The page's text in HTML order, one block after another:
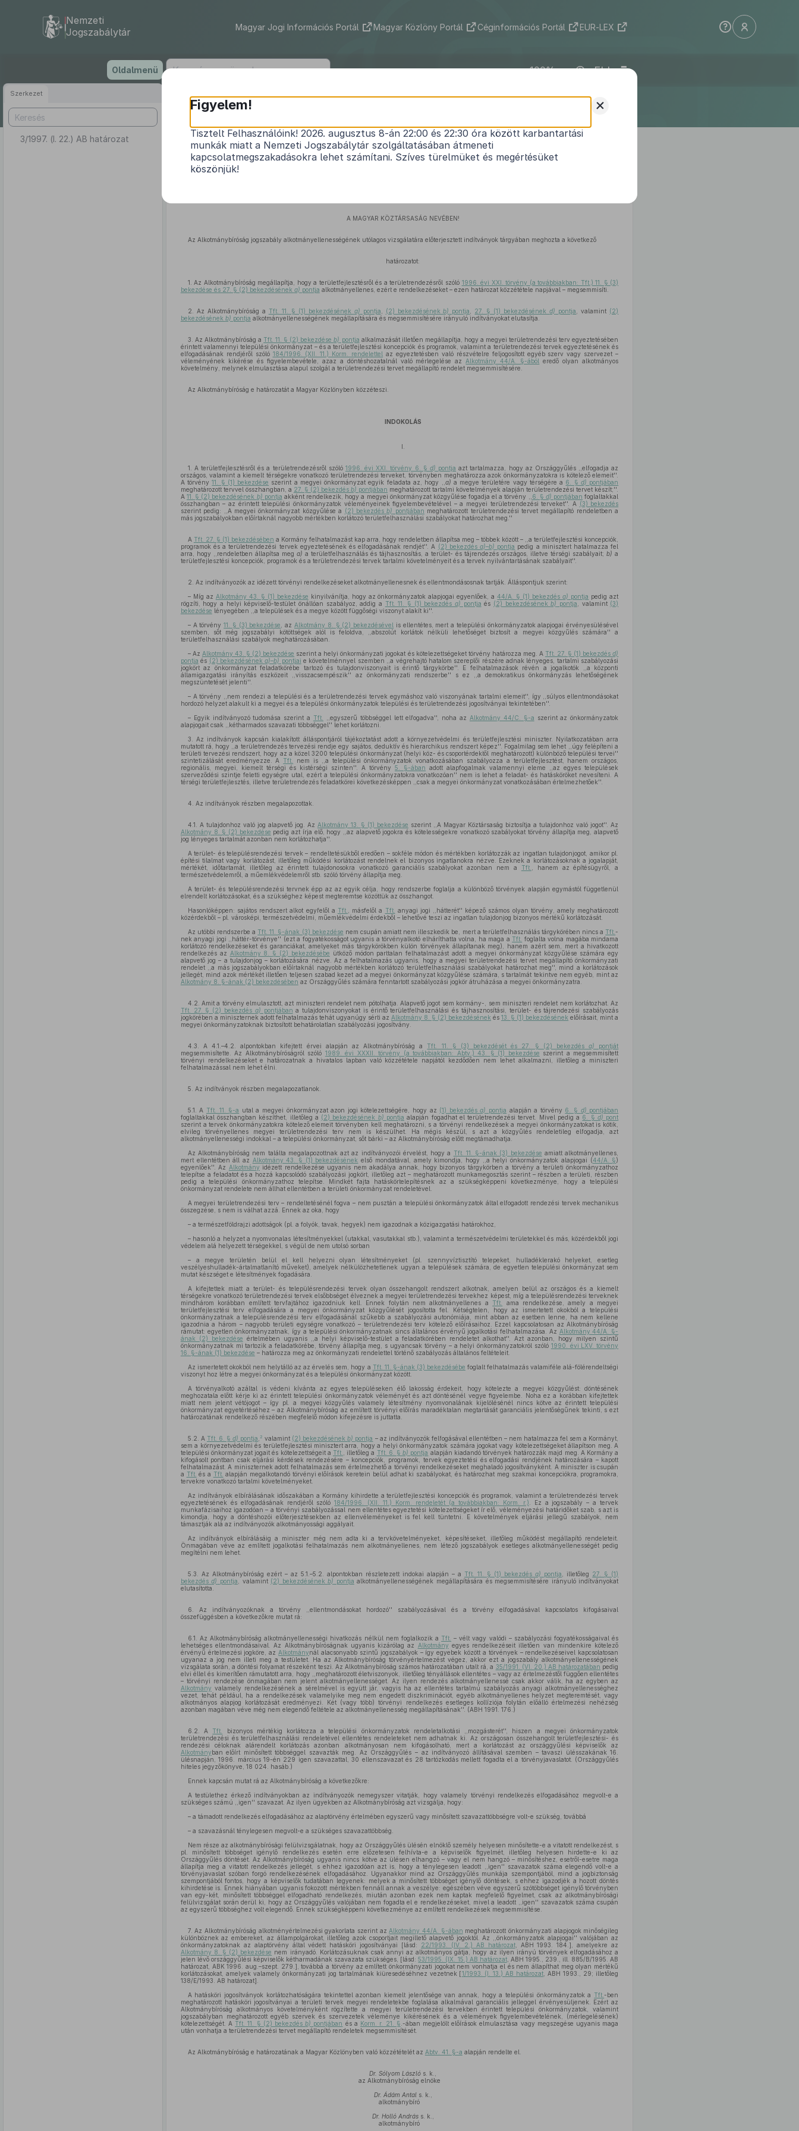
tartalomra
Nemzeti
Jogszabálytár
Magyar Jogi Információs Portál Magyar Közlöny Portál Céginformációs Portál EUR-LEX
Oldalmenü ELI
Szerkezet
3/1997. (I. 22.) AB határozat
3/1997. (I. 22.) AB határozat1
A MAGYAR KÖZTÁRSASÁG NEVÉBEN!
Az Alkotmánybíróság jogszabály alkotmányellenességének utólagos vizsgálatára előterjesztett indítványok tárgyában meghozta a következő
határozatot:
1. Az Alkotmánybíróság megállapítja, hogy a területfejlesztésről és a területrendezésről szóló 1996. évi XXI. törvény (a továbbiakban: Tft.) 11. § (3)
bekezdése és 27. § (2) bekezdésének a) pontja alkotmányellenes, ezért e rendelkezéseket – ezen határozat közzététele napjával – megsemmisíti.
2. Az Alkotmánybíróság a Tft. 11. § (1) bekezdésének a) pontja (2) bekezdésénekb) pontja 27. § (1) bekezdésénekd) pontja , valamint (2)
bekezdésének b) pontja alkotmányellenességének megállapítására és megsemmisítésére irányuló indítványokat elutasítja.
3. Az Alkotmánybíróság a Tft. 11. § (2) bekezdéseb) pontja alkalmazását illetően megállapítja, hogy a megyei területrendezési terv egyeztetésében
érintett valamennyi települési önkormányzat – és a területfejlesztési koncepciók és programok, valamint a területrendezési tervek egyeztetésének és
elfogadásának rendjéről szóló 184/1996. (XII. 11.) Korm. rendelettel az egyeztetésben való részvételre feljogosított egyéb szerv vagy szervezet –
véleményének kikérése és figyelembevétele, azaz a döntéshozatalnál való mérlegelése az Alkotmány 44/A. §-ából eredő olyan alkotmányos
követelmény, melynek elmulasztása alapul szolgál a területrendezési tervet megállapító rendelet megsemmisítésére.
Az Alkotmánybíróság e határozatát a Magyar Közlönyben közzéteszi.
INDOKOLÁS
I.
1. A területfejlesztésről és a területrendezésről szóló 1996. évi XXI. törvény 6. § d) pontja azt tartalmazza, hogy az Országgyűlés ,,elfogadja az
országos, valamint a kiemelt térségekre vonatkozó területrendezési terveket, törvényben meghatározza azok önkormányzatokra is kötelező elemeit''.
A törvény11. § (1) bekezdése szerint a megyei önkormányzat egyik feladata az, hogy ,, a) a megye területére vagy térségére a 6. § d) pontjában
meghatározott tervvel összhangban, a 27. § (2) bekezdésb) pontjában meghatározott tartalmi követelmények alapján területrendezési tervet készít;''.
A 11. § (2) bekezdésének b) pontja akként rendelkezik, hogy a megyei önkormányzat közgyűlése fogadja el a törvény ,, 6. § d) pontjában foglaltakkal
összhangban – az érintett települési önkormányzatok véleményeinek figyelembevételével – a megyei területrendezési terveket''. A (3) bekezdés
szerint pedig: ,,A megyei önkormányzat közgyűlése a (2) bekezdésb) pontjában meghatározott területrendezési tervet megállapító rendeletben a
más jogszabályokban előírtaknál nagyobb mértékben korlátozó területfelhasználási szabályokat határozhat meg.''
A Tft. 27. § (1) bekezdésében a Kormány felhatalmazást kap arra, hogy rendeletben állapítsa meg – többek között – ,,a területfejlesztési koncepciók,
programok és a területrendezési tervek egyeztetésének és elfogadásának rendjét''. A (2) bekezdésa)–b) pontja pedig a minisztert hatalmazza fel
arra, hogy ,,rendeletben állapítsa meg a) a területfelhasználás és tájhasznosítás, a terület- és tájrendezés országos, illetve térségi szabályait;b) a
területfejlesztési koncepciók, programok és a területrendezési tervek tartalmi követelményeit és a tervek nyilvántartásának szabályait''.
2. Az indítványozók az idézett törvényi rendelkezéseket alkotmányellenesnek és ellentmondásosnak tartják. Álláspontjuk szerint:
– Míg az Alkotmány 43. § (1) bekezdése kinyilvánítja, hogy az önkormányzatok alapjogai egyenlőek, a44/A. § (1) bekezdésa) pontja pedig azt
rögzíti, hogy a helyi képviselő-testület önállóan szabályoz, addig a Tft. 11. § (1) bekezdés a) pontja és (2) bekezdésénekb) pontja , valamint (3)
bekezdése lényegében ,,a települések és a megye között függőségi viszonyt alakít ki''.
– A törvény11. § (3) bekezdése , az Alkotmány 8. § (2) bekezdésével is ellentétes, mert a települési önkormányzatok alapjogai érvényesülésével
szemben, sőt még jogszabályi kötöttségek alól is feloldva, ,,abszolút korlátok nélküli lehetőséget biztosít a megyei közgyűlés számára'' a
területfelhasználási szabályok meghatározásában.
– Az Alkotmány 43. § (2) bekezdése szerint a helyi önkormányzati jogokat és kötelezettségeket törvény határozza meg. A Tft. 27. § (1) bekezdésd)
pontja és (2) bekezdéséneka)–b) pontjai e követelménnyel szemben ,,a végrehajtó hatalom szereplői részére adnak lényeges, tartalmi szabályozási
jogkört az önkormányzat feladatkörébe tartozó és tulajdonviszonyait is érintő tárgykörbe''. E felhatalmazások révén a jogalkotók ,,a központi
államigazgatási irányítás eszközeit ,,visszacsempészik'' az önkormányzati rendszerbe'' s ez ,,a demokratikus önkormányzás lehetőségének
megszüntetését jelenti''.
– A törvény ,,nem rendezi a települési és a területrendezési tervek egymáshoz való viszonyának tartalmi elemeit'', így ,,súlyos ellentmondásokat
hordozó helyzet alakult ki a megyei és a települési önkormányzatok települési és területrendezési jogosítványai tekintetében''.
– Egyik indítványozó tudomása szerint a Tft. ,,egyszerű többséggel lett elfogadva'', noha az Alkotmány 44/C. §-a szerint az önkormányzatok
alapjogait csak ,,kétharmados szavazati többséggel'' lehet korlátozni.
3. Az indítványok kapcsán kialakított álláspontjáról tájékoztatást adott a környezetvédelmi és területfejlesztési miniszter. Nyilatkozatában arra
mutatott rá, hogy ,,a területrendezés tervezési rendje egy sajátos, deduktív és hierarchikus rendszert képez''. Fogalmilag sem lehet ,,úgy felépíteni a
területi tervezési rendszert, hogy az a közel 3200 települési önkormányzat (helyi köz- és csoportérdektől meghatározott) különböző települési tervei''
szintetizálását eredményezze. A Tft.
nem is ,,a települési önkormányzatok vonatkozásában szabályozza a területfejlesztést, hanem országos,
regionális, megyei, kiemelt térségi és kistérségi szinten''. A törvény5. §-ában adott alapfogalmak valamennyi eleme ,,az egyes települések
szerveződési szintje feletti egységre utal, ezért a települési önkormányzatokra vonatkozóan'' nem is lehet a feladat- és hatásköröket nevesíteni. A
térségi területfejlesztés, illetve területrendezés feladatkörei következésképpen ,,csak a megyei önkormányzat vonatkozásában értelmezhetőek''.
4. Az indítványok részben megalapozottak.
4.1. A tulajdonhoz való jog alapvető jog. Az Alkotmány 13. § (1) bekezdése szerint ,,A Magyar Köztársaság biztosítja a tulajdonhoz való jogot''. Az
Alkotmány 8. § (2) bekezdése pedig azt írja elő, hogy ,,az alapvető jogokra és kötelességekre vonatkozó szabályokat törvény állapítja meg, alapvető
jog lényeges tartalmát azonban nem korlátozhatja''.
A terület- és településrendezési tervek – rendeltetésükből eredően – sokféle módon és mértékben korlátozzák az ingatlan tulajdonjogot, amikor pl.
építési tilalmat vagy korlátozást, illetőleg működési korlátozást rendelnek el bizonyos ingatlanokra nézve. Ezeknek a korlátozásoknak a jogalapját,
mértékét, időtartamát, illetőleg az érintett tulajdonosokra vonatkozó garanciális szabályokat azonban nem a Tft.
, hanem az építésügyről, a
természetvédelemről, a műemlékvédelemről stb. szóló törvény állapítja meg.
A terület- és településrendezési tervnek épp az az egyik célja, hogy rendszerbe foglalja a különböző törvények alapján egymástól függetlenül
elrendelt korlátozásokat, és a szükséghez képest megteremtse közöttük az összhangot.
Hasonlóképpen: sajátos rendszert alkot egyfelől a Tft. , másfelől a Tft. anyagi jogi ,,hátterét'' képező számos olyan törvény, amely meghatározott
közérdekből – pl. városképi, természetvédelmi, műemlékvédelmi érdekből – lehetővé teszi az ingatlan tulajdonjog bizonyos mértékű korlátozását.
Az utóbbi rendszerbe a Tft. 11. §-ának (3) bekezdése nem csupán amiatt nem illeszkedik be, mert a területfelhasználás tárgykörében nincs a Tft.-
nek anyagi jogi ,,háttér-törvénye'' (ezt a fogyatékosságot ugyanis a törvényalkotó elháríthatta volna, ha maga a Tft. foglalta volna magába mindama
korlátozó rendelkezéseket és garanciákat, amelyeket más tárgykörökben külön törvények állapítanak meg), hanem azért sem, mert a hivatkozott
rendelkezés az Alkotmány 8. § (2) bekezdésébe ütköző módon parttalan felhatalmazást adott a megyei önkormányzat közgyűlése számára egy
alapvető jog – a tulajdonjog – korlátozására nézve. Az a felhatalmazás ugyanis, hogy a megyei területrendezési tervet megállapító önkormányzati
rendelet ,,a más jogszabályokban előírtaknál nagyobb mértékben korlátozó területfelhasználási szabályokat határozhat meg'', mind a korlátozások
jellegét, mind azok mértékét illetően teljesen szabad kezet ad a megyei önkormányzat közgyűlése számára, s tartalmát tekintve nem egyéb, mint az
Alkotmány 8. §-ának (2) bekezdésében az Országgyűlés számára fenntartott szabályozási jogkör átruházása a megyei önkormányzatra.
4.2. Amit a törvény elmulasztott, azt miniszteri rendelet nem pótolhatja. Alapvető jogot sem kormány-, sem miniszteri rendelet nem korlátozhat. Az
Tft. 27. § (2) bekezdés a) pontjában a tulajdonviszonyokat is érintő területfelhasználási és tájhasznosítási, terület- és tájrendezési szabályozás
jogkörében a miniszternek adott felhatalmazás tehát ugyanúgy sérti az Alkotmány 8. § (2) bekezdésének és13. § (1) bekezdésének előírásait, mint a
megyei önkormányzatoknak biztosított behatárolatlan szabályozási jogosítvány.
4.3. A 4.1.–4.2. alpontokban kifejtett érvei alapján az Alkotmánybíróság a Tft. 11. § (3) bekezdését és 27. § (2) bekezdésa) pontját
megsemmisítette. Az Alkotmánybíróságról szóló 1989. évi XXXII. törvény (a továbbiakban: Abtv.) 43. § (1) bekezdése szerint a megsemmisített
törvényi rendelkezéseket e határozatnak a hivatalos lapban való közzététele napjától kezdődően nem lehet alkalmazni, illetőleg a miniszteri
felhatalmazással nem lehet élni.
5. Az indítványok részben megalapozatlanok.
5.1. A Tft. 11. §-a utal a megyei önkormányzat azon jogi kötelezettségére, hogy az (1) bekezdésa) pontja alapján a törvény 6. § d) pontjában
foglaltakkal összhangban készíthet, illetőleg a (2) bekezdésének b) pontja alapján fogadhat el területrendezési tervet. Mivel pedig a 6. § d) pont
szerint a tervek önkormányzatokra kötelező elemeit törvényben kell meghatározni, s a törvényi rendelkezések a megyei önkormányzatokat is kötik,
elvileg törvényellenes megyei területrendezési terv nem is készülhet. Ha mégis készül, s azt a közgyűlés rendeletileg elfogadja, azt
alkotmányellenességi indokkal – a települési önkormányzat, sőt bárki – az Alkotmánybíróság előtt megtámadhatja.
Az Alkotmánybíróság nem találta megalapozottnak azt az indítványozói érvelést, hogy a Tft. 11. §-ának (3) bekezdése amiatt alkotmányellenes,
mert ellentétben áll az Alkotmány 43. § (1) bekezdésének első mondatával, amely kimondja, hogy ,,a helyi önkormányzatok alapjogai (44/A. §)
egyenlőek''. Az Alkotmány idézett rendelkezése ugyanis nem akadálya annak, hogy bizonyos tárgykörben a törvény a területi önkormányzathoz
telepítse a feladatot és a hozzá kapcsolódó szabályozási jogkört, illetőleg azt – meghatározott munkamegosztás szerint – részben a területi, részben
pedig a települési önkormányzathoz telepítse. Mindkét fajta hatáskörtelepítésnek az a szükségképpeni következménye, hogy a települési
önkormányzat rendelete nem állhat ellentétben a területi önkormányzat rendeletével.
A megyei területrendezési terv – rendeltetésénél fogva – nem pusztán a települési önkormányzatok által elfogadott rendezési tervek mechanikus
összegzése, s nem is válhat azzá. Ennek az oka, hogy
– a természetföldrajzi adottságok (pl. a folyók, tavak, hegyek) nem igazodnak a közigazgatási határokhoz,
– hasonló a helyzet a nyomvonalas létesítményekkel (utakkal, vasutakkal stb.), valamint a természetvédelmi területekkel és más, közérdekből jogi
védelem alá helyezett térségekkel, s végül de nem utolsó sorban
– a megye területén belül el kell helyezni olyan létesítményeket (pl. szennyvíztisztító telepeket, hulladéklerakó helyeket, esetleg
veszélyeshulladék-ártalmatlanító műveket), amelyek nélkülözhetetlenek ugyan a települések számára, de egyetlen települési önkormányzat sem
mutat készséget e létesítmények fogadására.
A kifejtettek miatt a terület- és településrendezési tervek olyan összehangolt rendszert alkotnak, amelyen belül az országos és a kiemelt
térségekre vonatkozó területrendezési tervek elsőbbséget élveznek a megyei területrendezési tervekhez képest, míg a településrendezési terveknek
mindhárom korábban említett tervfajtához igazodniuk kell. Ennek folytán nem alkotmányellenes a Tft.
ama rendelkezése, amely a megyei
területfejlesztési terv elfogadására a megyei önkormányzat közgyűlését jogosította fel. Kétségtelen, hogy az ismertetett okokból a települési
önkormányzatnak a településrendezési terv elfogadásánál szűkebb a szabályozási autonómiája, mint abban az esetben lenne, ha nem kellene
igazodnia a három – nagyobb területi egységre vonatkozó – területrendezési terv kötelező előírásaihoz. Ezzel kapcsolatosan az Alkotmánybíróság
rámutat: egyetlen önkormányzatnak, így a települési önkormányzatnak sincs általános érvényű jogalkotási felhatalmazása. Az Alkotmány 44/A. §-
ának (2) bekezdése értelmében ugyanis ,,a helyi képviselő-testület a feladatkörében rendeletet alkothat''. Azt azonban, hogy milyen szintű
önkormányzatnak mi tartozik a feladatkörébe, törvény állapítja meg, s ugyancsak törvény – a helyi önkormányzatokról szóló 1990. évi LXV. törvény
16. §-ának (1) bekezdése – határozza meg az önkormányzati rendelettel történő szabályozás általános feltételeit.
Az ismertetett okokból nem helytálló az az érvelés sem, hogy a Tft. 11. §-ának (3) bekezdésébe foglalt felhatalmazás valamiféle alá-fölérendeltségi
viszonyt hoz létre a megyei önkormányzat és a települési önkormányzat között.
A törvényalkotó azáltal is védeni kívánta az egyes településeken élő lakosság érdekeit, hogy kötelezte a megyei közgyűlést: döntésének
meghozatala előtt kérje ki az érintett települési önkormányzatok véleményét és azt döntésénél vegye figyelembe. Noha ez a korábban kifejtettek
miatt nem jelent vétójogot – így pl. a megyei közgyűlés valamely létesítmény nyomvonalának kijelölésénél nincs kötve az érintett települési
önkormányzat egyetértéséhez – az Alkotmánybíróság az említett törvényi előírás maradéktalan megtartását garanciális jelentőségűnek tekinti, s ezt
határozatának rendelkező részében megfelelő módon kifejezésre is juttatta.
5.2. A Tft. 6. §d) pontja 2 valamint (2) bekezdésénekb) pontja – az indítványozók felfogásával ellentétben – nem hatalmazza fel sem a Kormányt,
sem a környezetvédelmi és területfejlesztési minisztert arra, hogy a helyi önkormányzatok számára jogokat vagy kötelezettségeket állapítson meg. A
települési önkormányzat jogait és kötelezettségeit a Tft. , illetőleg a Tft. 6. §b) pontja alapján kiadandó törvények határozzák majd meg. A Kormány a
kifogásolt pontban csak eljárási kérdések rendezésére – koncepciók, programok, tervek egyeztetési és elfogadási rendjének határozására – kapott
felhatalmazást. A miniszternek adott felhatalmazás sem értelmezhető a törvényi rendelkezéseket meghaladó jogosítványként. A miniszter is csupán
a Tft. és a Tft. alapján megalkotandó törvényi előírások keretein belül adhat ki szabályokat, és határozhat meg szakmai koncepciókra, programokra,
tervekre vonatkozó tartalmi követelményeket.
Az indítványok elbírálásának időszakában a Kormány kihirdette a területfejlesztési koncepciók és programok, valamint a területrendezési tervek
egyeztetésének és elfogadásának rendjéről szóló184/1996. (XII. 11.) Korm. rendeletét (a továbbiakban: Korm. r.) . Ez a jogszabály – a tervek
munkafázisaihoz igazodóan – a törvényi szabályozással nem ellentétes egyeztetési kötelezettségeket ír elő, véleményezési határidőket szab, s azt is
kimondja, hogy a döntéshozói előterjesztésekben az ellenvéleményeket is fel kell tüntetni. E követelmények eljárási jellegű szabályok, nem
támasztják alá az indítványozók alkotmányossági aggályait.
Az indítványok elbírálásáig a miniszter még nem adta ki a tervkövetelményeket, képesítéseket, illetőleg működést megállapító rendeleteit.
Önmagában véve az említett jogalkotási felhatalmazás nem alkotmányellenes, nem létező jogszabályok esetleges alkotmányellenességét pedig
megítélni nem lehet.
5.3. Az Alkotmánybíróság ezért – az 5.1.–5.2. alpontokban részletezett indokai alapján – a Tft. 11. § (1) bekezdésa) pontja , illetőleg 27. § (1)
bekezdésd) pontja , valamint (2) bekezdésénekb) pontja alkotmányellenességének megállapítására és megsemmisítésére irányuló indítványokat
elutasította.
6. Az indítványozóknak a törvény ,,ellentmondásokat hordozó'' szabályozásával és a törvény elfogadásával kapcsolatos kifogásaival
összefüggésben a következőkre mutat rá:
6.1. Az Alkotmánybíróság alkotmányellenességi hivatkozás nélkül nem foglalkozik a Tft. – vélt vagy valódi – szabályozási fogyatékosságaival és
lehetséges ellentmondásaival. Az Alkotmánybíróságnak ugyanis kizárólag az
Alkotmány egyes rendelkezéseit illetően van mindenkire kötelező
érvényű értelmezési jogköre, az Alkotmánynál alacsonyabb szintű jogszabályok – így egyebek között a törvények – rendelkezéseivel kapcsolatosan
ugyanaz a jog nem illeti meg a testületet. Ha az Alkotmánybíróság törvényértelmezést végez, akkor ezt a jogszabály alkotmányellenességének
vizsgálata során, a döntési folyamat részeként teszi. Az Alkotmánybíróság számos határozatában utalt rá, a 35/1991. (VI. 20.) AB határozatában pedig
elvi éllel és kimerítően rámutatott arra, hogy ,,meghatározott életviszonyok, illetőleg tényállások ellentétes – vagy az értelmezéstől függően ellentétes
– törvényi rendezése önmagában nem jelent alkotmányellenességet. Az ilyen rendezés alkotmányellenessé csak akkor válik, ha az egyben az
Alkotmány valamely rendelkezésének a sérelmével is együtt jár, vagyis ha az ellentétes tartalmú szabályozás anyagi alkotmányellenességhez
vezet, tehát például, ha a rendelkezések valamelyike meg nem engedett diszkriminációt, egyéb alkotmányellenes helyzet megteremtését, vagy
alkotmányos alapjog korlátozását eredményezi. Két (vagy több) törvényi rendelkezés esetleges kollíziója folytán előálló értelmezési nehézség
azonban magában véve még nem elegendő feltétele az alkotmányellenesség megállapításának''. (ABH 1991. 176.)
6.2. A Tft.
bizonyos mértékig korlátozza a települési önkormányzatok rendeletalkotási ,,mozgásterét'', hiszen a megyei önkormányzatok
területrendezési és területfelhasználási rendeletével ellentétes rendeleteket nem adhatnak ki. Az országosan összehangolt területfejlesztési- és
rendezési céloknak alárendelt korlátozás azonban alkotmányosan nem kifogásolható, mert a korlátozást az országgyűlési képviselők az
Alkotmányban előírt minősített többséggel szavazták meg. Az Országgyűlés – az indítványozó állításával szemben – tavaszi ülésszakának 16.
ülésnapján, 1996. március 19-én 229 igen szavazattal, 30 ellenszavazat és 28 tartózkodás mellett fogadta el a törvényjavaslatot. (Országgyűlés
hiteles jegyzőkönyve, 18 024. hasáb.)
Ennek kapcsán mutat rá az Alkotmánybíróság a következőkre:
A testülethez érkező indítványokban az indítványozók nemegyszer vitatják, hogy valamely törvényi rendelkezés elfogadásához megvolt-e a
szükséges számú ,,igen'' szavazat. Az ilyen ügyekben az Alkotmánybíróság azt vizsgálja, hogy:
– a támadott rendelkezés elfogadásához az alaptörvény értelmében egyszerű vagy minősített szavazattöbbségre volt-e szükség, továbbá
– a szavazásnál ténylegesen megvolt-e a szükséges szavazattöbbség.
Nem része az alkotmánybírósági felülvizsgálatnak, hogy az Országgyűlés ülésén elnöklő személy helyesen minősítette-e a vitatott rendelkezést, s
pl. minősített többséget igénylő rendelkezés esetén erre előzetesen felhívta-e a képviselők figyelmét, illetőleg helyesen hirdette-e ki az
Országgyűlés döntését. Az Alkotmánybíróság ugyanis nincs kötve az ülésen elhangzó – vagy el nem hangzó – minősítéshez, esetről-esetre maga
állapítja meg a vitatott rendelkezés jellegét, s ehhez igazodóan azt is, hogy a ténylegesen leadott ,,igen'' szavazatok száma elegendő volt-e a
törvényjavaslat szóban forgó rendelkezésének elfogadásához. Ugyanakkor mind az Országgyűlés munkája szempontjából, mind a jogbiztonság
szempontjából fontos, hogy a képviselők tudatában legyenek: melyek a minősített többséget igénylő döntések, s ehhez igazodjék a hozott döntés
kihirdetése is. Ennek hiányában ugyanis fokozott mértékben fennáll annak a veszélye: egészében véve egyszerű szótöbbséget igénylő törvényben
van egy-két, minősített többséggel elfogadható rendelkezés, miután azonban ezek nem kaptak megfelelő figyelmet, csak az alkotmánybírósági
felülvizsgálat során derül ki, hogy az Országgyűlés valójában nem fogadta el e rendelkezéseket, mivel a leadott ,,igen'' szavazatok száma csupán
az egyszerű többséghez volt elegendő. Ennek szükségképpeni következménye az említett rendelkezések megsemmisítése.
7. Az Alkotmánybíróság alkotményértelmezési gyakorlata szerint az Alkotmány 44/A. §-ában meghatározott önkormányzati alapjogok minőségileg
különböznek az embereket, az állampolgárokat, illetőleg azok csoportjait megillető alapvető jogoktól. Az ,,önkormányzatok alapjogai'' valójában az
önkormányzatoknak az alaptörvény által védett hatásköri jogosítványai [lásd: 22/1993. (IV. 2.) AB határozat, ABH 1993. 184.], amelyekre az
Alkotmány 8. § (2) bekezdése nem irányadó. Korlátozásuknak csak annyi az alkotmányos gátja, hogy az ilyen irányú törvények elfogadásához a
jelen lévő országgyűlési képviselők kétharmadának szavazata szükséges, [lásd:53/1995. (IX. 15.) AB határozat, ABH 1995., 239., ill. 885/B/1995. AB
határozat, ABK 1996. aug.–szept. 279.], továbbá a törvény az említett önkormányzati jogokat nem vonhatja el és nem állapíthat meg olyan mértékű
korlátozásokat, amelyek valamely önkormányzati jog tartalmának kiüresedéséhnez vezetnek [1/1993. (I. 13.) AB határozat , ABH 1993., 29; illetőleg
138/E/1993. AB határozat].
A hatásköri jogosítványok korlátozhatóságára tekintettel azonban kiemelt jelentősége van annak, hogy a települési önkormányzatok a Tft.-ben
meghatározott hatásköri jogosítványai a területi tervek megyei rendeletekbe foglalása alkalmával garanciális jelleggel érvényesüljenek. Ezért az
Alkotmánybíróság alkotmányos követelményként rögzítette a megyei területrendezési tervekben érintett települési önkormányzatok, valamint
jogszabályban meghatározott egyéb szervek és szervezetek véleménye kikérésének és a vélemények figyelembevételének, (mérlegelésének)
kötelezettségét. A Tft. 11. § (2) bekezdésb) pontjában és a Korm. r. 21. § .-ában megjelölt előírások elmulasztása vagy megszegése ugyanis maga
után vonhatja a területrendezési tervet megállapító rendeletek megsemmisítését.
Az Alkotmánybíróság e határozatának a Magyar Közlönyben való közzétételét az Abtv. 41. §-a alapján rendelte el.
Dr. Sólyom László s. k.,
az Alkotmánybíróság elnöke
Dr. Ádám Antals. k.,
alkotmánybíró
Dr. Holló Andráss. k.,
alkotmánybíró
+
Figyelem!
Tisztelt Felhasználóink! 2026. augusztus 8-án 22:00 és 22:30 óra között karbantartási
munkák miatt a Nemzeti Jogszabálytár szolgáltatásában átmeneti
kapcsolatmegszakadásokra lehet számítani. Szíves türelmüket és megértésüket
köszönjük!